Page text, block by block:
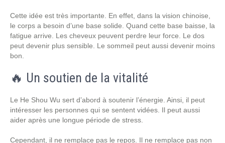
Cette idée est très importante. En effet, dans la vision chinoise,
le corps a besoin d’une base solide. Quand cette base baisse, la
fatigue arrive. Les cheveux peuvent perdre leur force. Le dos
peut devenir plus sensible. Le sommeil peut aussi devenir moins
bon.
🔥 Un soutien de la vitalité
Le He Shou Wu sert d’abord à soutenir l’énergie. Ainsi, il peut
intéresser les personnes qui se sentent vidées. Il peut aussi
aider après une longue période de stress.
Cependant, il ne remplace pas le repos. Il ne remplace pas non